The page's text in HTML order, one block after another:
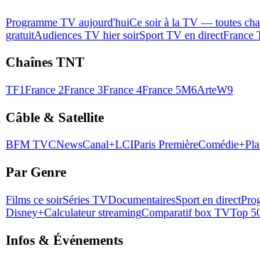
Programme TV aujourd'huiCe soir à la TV — toutes
gratuitAudiences TV hier soirSport TV en directFrance
Chaînes TNT
TF1France 2France 3France 4France 5M6ArteW9
Câble & Satellite
BFM TVCNewsCanal+LCIParis PremièreComédie+
Par Genre
Films ce soirSéries TVDocumentairesSport en direct
Disney+Calculateur streamingComparatif box TVTop
Infos & Événements